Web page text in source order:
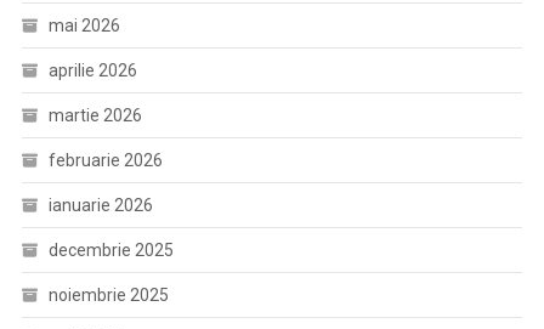
mai 2026
aprilie 2026
martie 2026
februarie 2026
ianuarie 2026
decembrie 2025
noiembrie 2025